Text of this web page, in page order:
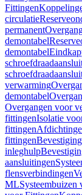
Fittingen
circulatie
permanent
demontabel
demontabel
verwarming
demontabel
Overgangen voor
fittingenIsolatie
fittingen
fittingen
inleghulp
aansluitingen
flensverbindingen
ML